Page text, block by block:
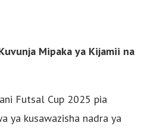
Mipaka ya Kijamii na
Futsal Cup 2025 pia
ya kusawazisha nadra ya